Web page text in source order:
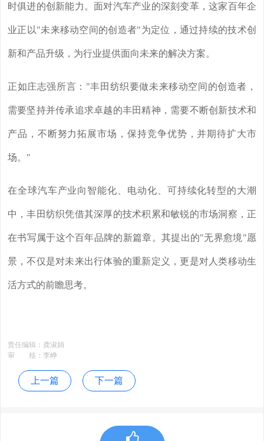
时俱进的创新能力。面对汽车产业的深刻变革，这家百年企
业正以"未来移动空间的创造者"为定位，通过持续的技术创
新和产品升级，为行业提供面向未来的解决方案。
正如庄志强所言："丰田纺织要做未来移动空间的创造者，
需要坚持并传承追求卓越的丰田精神，需要不断创新技术和
产品，不断努力拓展市场，保持竞争优势，并期待扩大市
场。"
在全球汽车产业向智能化、电动化、可持续化转型的大潮
中，丰田纺织凭借其深厚的技术积累和敏锐的市场洞察，正
在书写属于这个百年品牌的新篇章。其提出的"无界愈境"愿
景，不仅是对未来出行体验的重新定义，更是对人类移动生
活方式的前瞻思考。
责任编辑： 龚淑娟
审 核： 李峥
上一篇 下一篇